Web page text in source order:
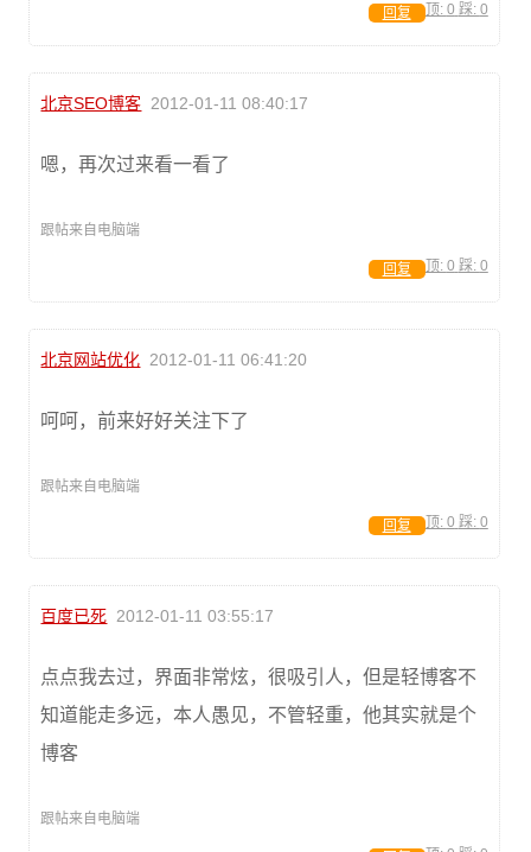
顶: 0 踩: 0
回复
北京SEO博客 2012-01-11 08:40:17
嗯，再次过来看一看了
跟帖来自电脑端
顶: 0 踩: 0
回复
北京网站优化 2012-01-11 06:41:20
呵呵，前来好好关注下了
跟帖来自电脑端
顶: 0 踩: 0
回复
百度已死 2012-01-11 03:55:17
点点我去过，界面非常炫，很吸引人，但是轻博客不
知道能走多远，本人愚见，不管轻重，他其实就是个
博客
跟帖来自电脑端